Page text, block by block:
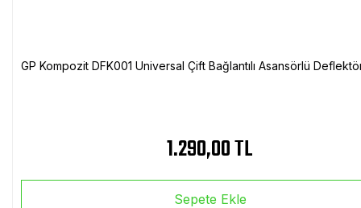
GP Kompozit DFK001 Universal Çift Bağlantılı Asansörlü
1.290,00 TL
Sepete Ekle